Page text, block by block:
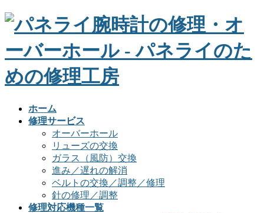
ホーム
修理サービス
オーバーホール
リューズの交換
ガラス（風防）交換
進み／遅れの解消
ベルトの交換／調整／修理
針の修理／調整
修理対応機種一覧